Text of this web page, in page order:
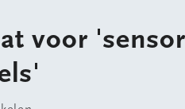
voor 'sensor